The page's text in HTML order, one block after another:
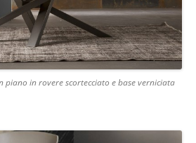
piano in rovere scortecciato e base verniciata